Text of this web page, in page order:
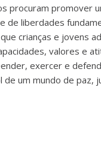
procuram promover
de liberdades
crianças e jovens
valores e
exercer e
de um mundo de paz,